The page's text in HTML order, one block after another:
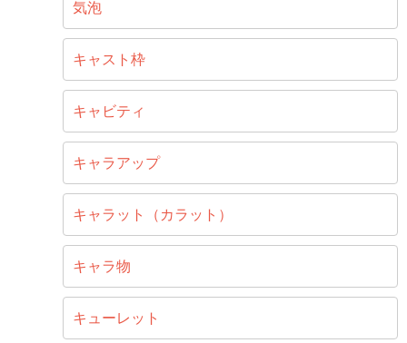
気泡
キャスト枠
キャビティ
キャラアップ
キャラット（カラット）
キャラ物
キューレット